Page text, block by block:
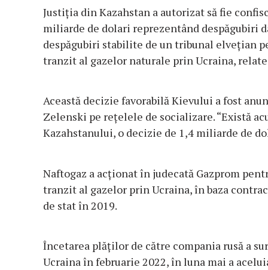
Justiţia din Kazahstan a autorizat să fie
miliarde de dolari reprezentând despăgubiri
despăgubiri stabilite de un tribunal elveţian
tranzit al gazelor naturale prin Ucraina,
Această decizie favorabilă Kievului a fost
Zelenski pe reţelele de socializare. “Există
Kazahstanului, o decizie de 1,4 miliarde de
Naftogaz a acţionat în judecată Gazprom
tranzit al gazelor prin Ucraina, în baza
de stat în 2019.
Încetarea plăţilor de către compania rusă a
Ucraina în februarie 2022, în luna mai a